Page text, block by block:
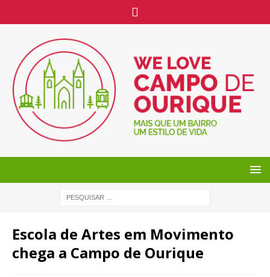
Escola de Artes em Movimento
chega a Campo de Ourique